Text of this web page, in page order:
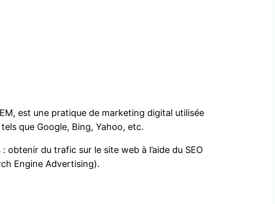
est une pratique de marketing digital utilisée
que Google, Bing, Yahoo, etc.
du trafic sur le site web à l’aide du SEO
Engine Advertising).